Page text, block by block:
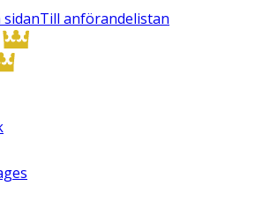
Till anförandelistan